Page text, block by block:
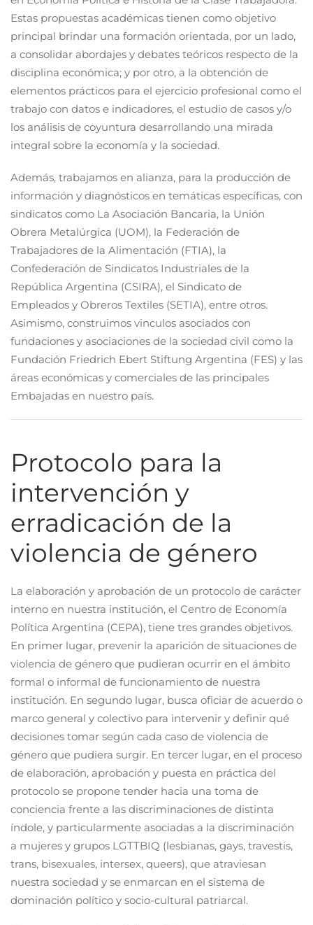
Estas propuestas académicas tienen como objetivo
principal brindar una formación orientada, por un lado,
a consolidar abordajes y debates teóricos respecto de la
disciplina económica; y por otro, a la obtención de
elementos prácticos para el ejercicio profesional como el
trabajo con datos e indicadores, el estudio de casos y/o
los análisis de coyuntura desarrollando una mirada
integral sobre la economía y la sociedad.
Además, trabajamos en alianza, para la producción de
información y diagnósticos en temáticas específicas, con
sindicatos como La Asociación Bancaria, la Unión
Obrera Metalúrgica (UOM), la Federación de
Trabajadores de la Alimentación (FTIA), la
Confederación de Sindicatos Industriales de la
República Argentina (CSIRA), el Sindicato de
Empleados y Obreros Textiles (SETIA), entre otros.
Asimismo, construimos vinculos asociados con
fundaciones y asociaciones de la sociedad civil como la
Fundación Friedrich Ebert Stiftung Argentina (FES) y las
áreas económicas y comerciales de las principales
Embajadas en nuestro país.
Protocolo para la
intervención y
erradicación de la
violencia de género
La elaboración y aprobación de un protocolo de carácter
interno en nuestra institución, el Centro de Economía
Política Argentina (CEPA), tiene tres grandes objetivos.
En primer lugar, prevenir la aparición de situaciones de
violencia de género que pudieran ocurrir en el ámbito
formal o informal de funcionamiento de nuestra
institución. En segundo lugar, busca oficiar de acuerdo o
marco general y colectivo para intervenir y definir qué
decisiones tomar según cada caso de violencia de
género que pudiera surgir. En tercer lugar, en el proceso
de elaboración, aprobación y puesta en práctica del
protocolo se propone tender hacia una toma de
conciencia frente a las discriminaciones de distinta
índole, y particularmente asociadas a la discriminación
a mujeres y grupos LGTTBIQ (lesbianas, gays, travestis,
trans, bisexuales, intersex, queers), que atraviesan
nuestra sociedad y se enmarcan en el sistema de
dominación político y socio-cultural patriarcal.